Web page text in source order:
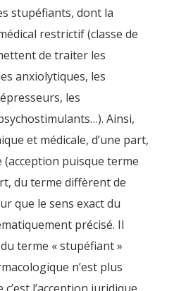
stupéfiants, dont la
restrictif (classe de
de traiter les
anxiolytiques, les
les
Ainsi,
et médicale, d’une part,
(acception puisque terme
du terme diffèrent de
que le sens exact du
précisé. Il
terme « stupéfiant »
n’est plus